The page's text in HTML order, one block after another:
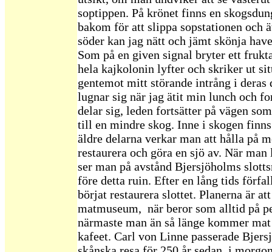
soptippen. På krönet finns en
bakom för att slippa sopstationen och
söder kan jag nätt och jämt skönja
Som på en given signal bryter ett
hela kajkolonin lyfter och skriker ut
gentemot mitt störande intrång i deras
lugnar sig när jag ätit min lunch och
delar sig, leden fortsätter på vägen
till en mindre skog. Inne i skogen
äldre delarna verkar man att hålla på
restaurera och göra en sjö av. När man
ser man på avstånd Bjersjöholms
före detta ruin. Efter en lång tids
börjat restaurera slottet. Planerna är
matmuseum, när beror som alltid på
närmaste man än så länge kommer
kafeet. Carl von Linne passerade